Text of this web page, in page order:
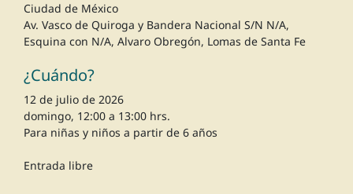
Ciudad de México
Av. Vasco de Quiroga y Bandera Nacional S/N N/A,
Esquina con N/A, Alvaro Obregón, Lomas de Santa Fe
¿Cuándo?
12 de julio de 2026
domingo, 12:00 a 13:00 hrs.
Para niñas y niños a partir de 6 años
Entrada libre